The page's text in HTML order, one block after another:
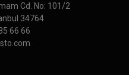
Cd. No: 101/2
34764
66 66